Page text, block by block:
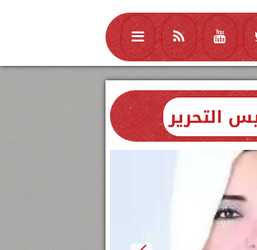
منوعات محافظات
التحرير